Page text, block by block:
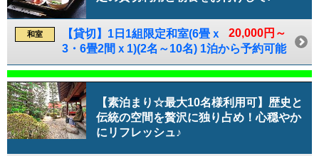
20,000円～
和室
【貸切】1日1組限定和室(6畳ｘ
3・6畳2間ｘ1)(2名～10名) 1泊から予約可能
【素泊まり☆最大10名様利用可】歴史と
伝統の空間を贅沢に独り占め！心穏やか
にリフレッシュ♪